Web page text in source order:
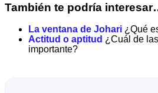
También te podría
La ventana de Johari ¿Qué
Actitud o aptitud ¿Cuál de
importante?